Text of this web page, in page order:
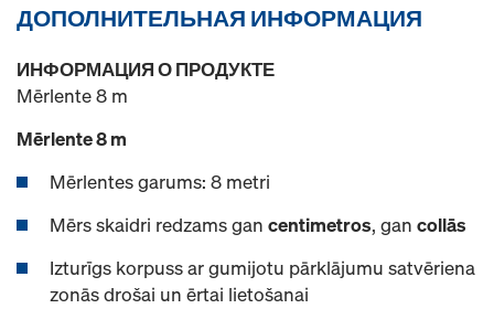
ДОПОЛНИТЕЛЬНАЯ ИНФОРМАЦИЯ
ИНФОРМАЦИЯ О ПРОДУКТЕ
Mērlente 8 m
Mērlente 8 m
Mērlentes garums: 8 metri
Mērs skaidri redzams gan centimetros, gan collās
Izturīgs korpuss ar gumijotu pārklājumu satvēriena
zonās drošai un ērtai lietošanai